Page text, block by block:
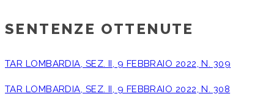
SENTENZE OTTENUTE
TAR LOMBARDIA, SEZ. II, 9 FEBBRAIO 2022, N. 309
TAR LOMBARDIA, SEZ. II, 9 FEBBRAIO 2022, N. 308